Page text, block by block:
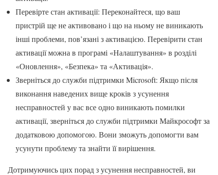
Перевірте стан активації: Переконайтеся, що ваш
пристрій ще не активовано і що на ньому не виникають
інші проблеми, пов’язані з активацією. Перевірити стан
активації можна в програмі «Налаштування» в розділі
«Оновлення», «Безпека» та «Активація».
Зверніться до служби підтримки Microsoft: Якщо після
виконання наведених вище кроків з усунення
несправностей у вас все одно виникають помилки
активації, зверніться до служби підтримки Майкрософт за
додатковою допомогою. Вони зможуть допомогти вам
усунути проблему та знайти її вирішення.
Дотримуючись цих порад з усунення несправностей, ви